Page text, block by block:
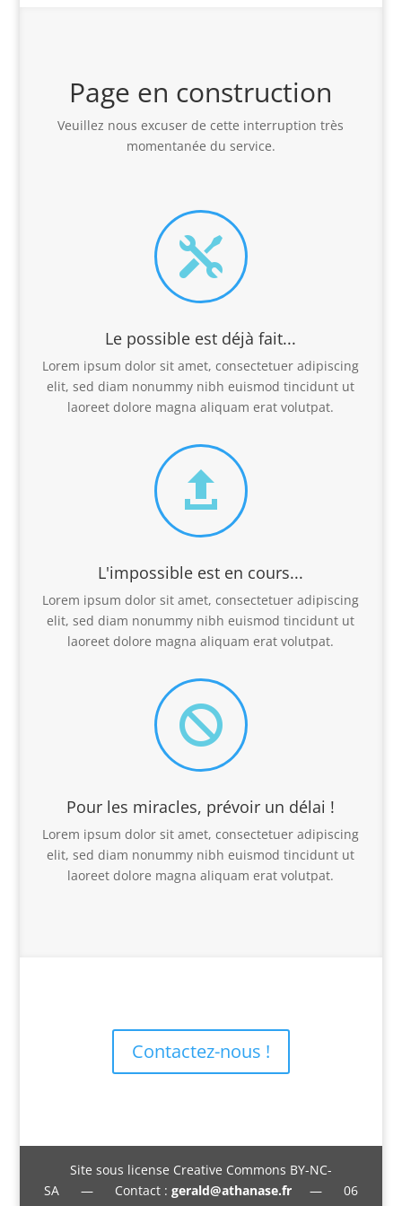
Page en construction
Veuillez nous excuser de cette interruption très
momentanée du service.

Le possible est déjà fait...
Lorem ipsum dolor sit amet, consectetuer adipiscing
elit, sed diam nonummy nibh euismod tincidunt ut
laoreet dolore magna aliquam erat volutpat.

L'impossible est en cours...
Lorem ipsum dolor sit amet, consectetuer adipiscing
elit, sed diam nonummy nibh euismod tincidunt ut
laoreet dolore magna aliquam erat volutpat.

Pour les miracles, prévoir un délai !
Lorem ipsum dolor sit amet, consectetuer adipiscing
elit, sed diam nonummy nibh euismod tincidunt ut
laoreet dolore magna aliquam erat volutpat.
Contactez-nous !
Site sous license Creative Commons BY-NC-
SA — Contact : gerald@athanase.fr— 06